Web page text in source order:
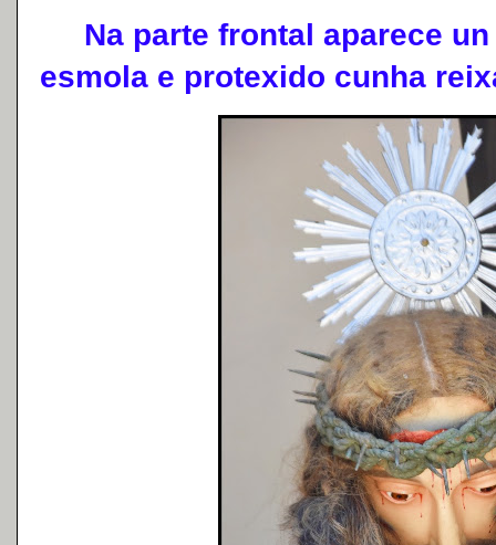
Na parte frontal aparece un
esmola e protexido cunha